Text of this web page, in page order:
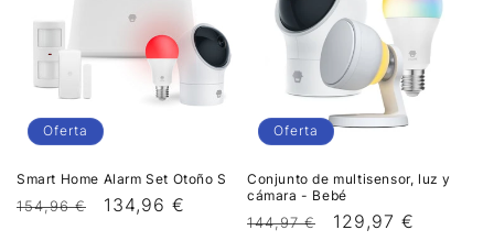
Oferta
Smart Home Alarm Set Otoño S
Precio
154,96 €
Precio
134,96 €
Oferta
Conjunto de multisensor, luz y
cámara - Bebé
Precio
144,97 €
Precio
129,97 €